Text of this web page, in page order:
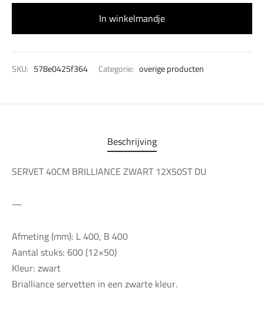
In winkelmandje
SKU: 578e0425f364 Categorie: overige producten
Beschrijving
SERVET 40CM BRILLIANCE ZWART 12X50ST DU
—
Afmeting (mm): L 400, B 400
Aantal stuks: 600 (12×50)
Kleur: zwart
Brialliance servetten in een zwarte kleur.